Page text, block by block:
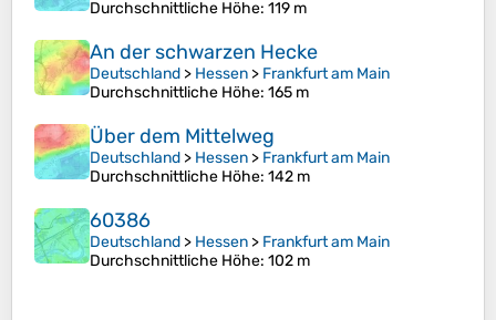
Durchschnittliche Höhe: 119 m
An der schwarzen Hecke
Deutschland > Hessen > Frankfurt am Main
Durchschnittliche Höhe: 165 m
Über dem Mittelweg
Deutschland > Hessen > Frankfurt am Main
Durchschnittliche Höhe: 142 m
60386
Deutschland > Hessen > Frankfurt am Main
Durchschnittliche Höhe: 102 m